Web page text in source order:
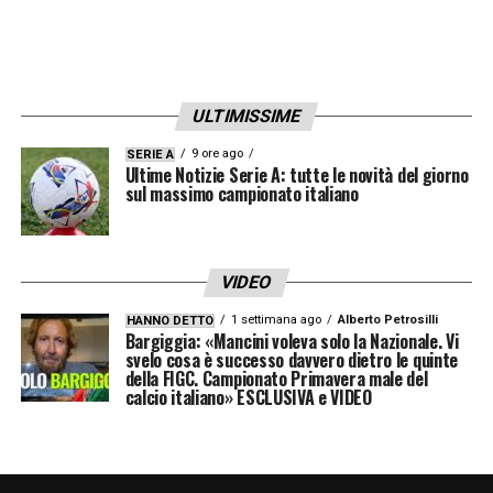
rallentato tutti i passaggi successivi.
ULTIMISSIME
SERIE A 9 ore ago
Ultime Notizie Serie A: tutte le novità del giorno
sul massimo campionato italiano
VIDEO
HANNO DETTO 1 settimana ago Alberto Petrosilli
Bargiggia: «Mancini voleva solo la Nazionale. Vi
svelo cosa è successo davvero dietro le quinte
della FIGC. Campionato Primavera male del
calcio italiano» ESCLUSIVA e VIDEO